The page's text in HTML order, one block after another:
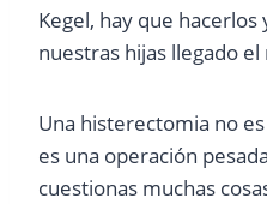
Kegel, hay que hacerlos
nuestras hijas llegado
Una histerectomia no
es una operación
cuestionas muchas